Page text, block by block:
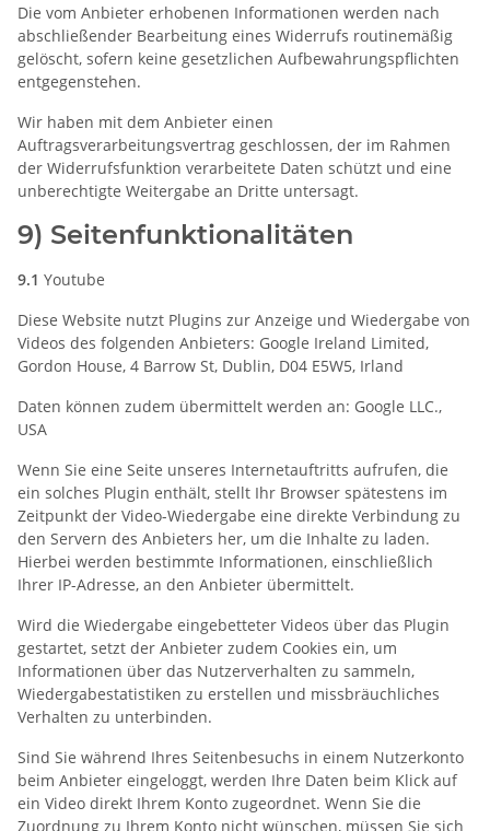
Die vom Anbieter erhobenen Informationen werden nach
abschließender Bearbeitung eines Widerrufs routinemäßig
gelöscht, sofern keine gesetzlichen Aufbewahrungspflichten
entgegenstehen.
Wir haben mit dem Anbieter einen
Auftragsverarbeitungsvertrag geschlossen, der im Rahmen
der Widerrufsfunktion verarbeitete Daten schützt und eine
unberechtigte Weitergabe an Dritte untersagt.
9) Seitenfunktionalitäten
9.1 Youtube
Diese Website nutzt Plugins zur Anzeige und Wiedergabe von
Videos des folgenden Anbieters: Google Ireland Limited,
Gordon House, 4 Barrow St, Dublin, D04 E5W5, Irland
Daten können zudem übermittelt werden an: Google LLC.,
USA
Wenn Sie eine Seite unseres Internetauftritts aufrufen, die
ein solches Plugin enthält, stellt Ihr Browser spätestens im
Zeitpunkt der Video-Wiedergabe eine direkte Verbindung zu
den Servern des Anbieters her, um die Inhalte zu laden.
Hierbei werden bestimmte Informationen, einschließlich
Ihrer IP-Adresse, an den Anbieter übermittelt.
Wird die Wiedergabe eingebetteter Videos über das Plugin
gestartet, setzt der Anbieter zudem Cookies ein, um
Informationen über das Nutzerverhalten zu sammeln,
Wiedergabestatistiken zu erstellen und missbräuchliches
Verhalten zu unterbinden.
Sind Sie während Ihres Seitenbesuchs in einem Nutzerkonto
beim Anbieter eingeloggt, werden Ihre Daten beim Klick auf
ein Video direkt Ihrem Konto zugeordnet. Wenn Sie die
Zuordnung zu Ihrem Konto nicht wünschen, müssen Sie sich